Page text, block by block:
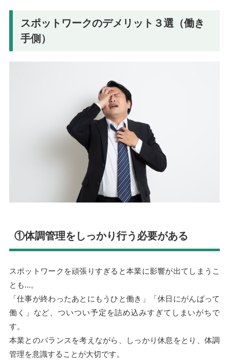
スポットワークのデメリット３選（働き
手側）
①体調管理をしっかり行う必要がある
スポットワークを頑張りすぎると本業に影響が出てしまうこ
とも...。
「仕事が終わったあとにもうひと働き」「休日にがんばって
働く」など、ついつい予定を詰め込みすぎてしまいがちで
す。
本業とのバランスを考えながら、しっかり休息をとり、体調
管理を意識することが大切です。